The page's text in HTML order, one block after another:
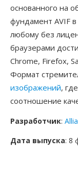
основанного на
фундамент AVIF
любому без
браузерами
Chrome, Firefox,
Формат
изображений,
соотношение
Разработчик:
Дата выпуска: 8